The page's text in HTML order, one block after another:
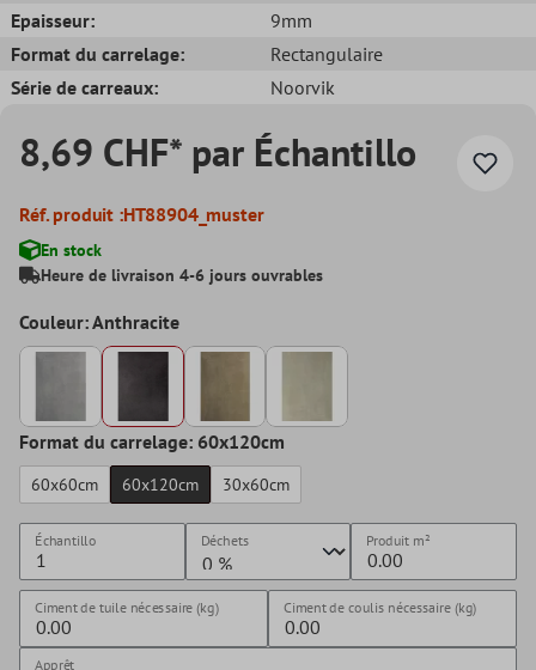
Epaisseur:
9mm
Format du carrelage:
Rectangulaire
Série de carreaux:
Noorvik
8,69 CHF* par Échantillo
Réf. produit :HT88904_muster
En stock
Heure de livraison 4-6 jours ouvrables
Couleur: Anthracite
Format du carrelage: 60x120cm
60x60cm 60x120cm 30x60cm
Échantillo Déchets Produit m²
Ciment de tuile nécessaire (kg) Ciment de coulis nécessaire (kg)
Apprêt